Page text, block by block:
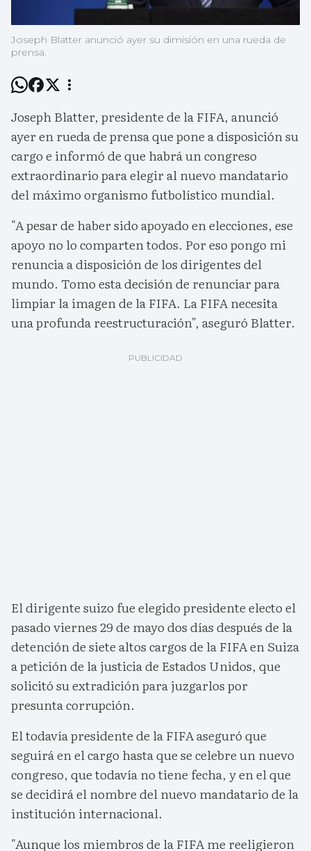
Joseph Blatter anunció ayer su dimisión en una rueda de
prensa.
Joseph Blatter, presidente de la FIFA, anunció
ayer en rueda de prensa que pone a disposición su
cargo e informó de que habrá un congreso
extraordinario para elegir al nuevo mandatario
del máximo organismo futbolístico mundial.
"A pesar de haber sido apoyado en elecciones, ese
apoyo no lo comparten todos. Por eso pongo mi
renuncia a disposición de los dirigentes del
mundo. Tomo esta decisión de renunciar para
limpiar la imagen de la FIFA. La FIFA necesita
una profunda reestructuración", aseguró Blatter.
El dirigente suizo fue elegido presidente electo el
pasado viernes 29 de mayo dos días después de la
detención de siete altos cargos de la FIFA en Suiza
a petición de la justicia de Estados Unidos, que
solicitó su extradición para juzgarlos por
presunta corrupción.
El todavía presidente de la FIFA aseguró que
seguirá en el cargo hasta que se celebre un nuevo
congreso, que todavía no tiene fecha, y en el que
se decidirá el nombre del nuevo mandatario de la
institución internacional.
"Aunque los miembros de la FIFA me reeligieron